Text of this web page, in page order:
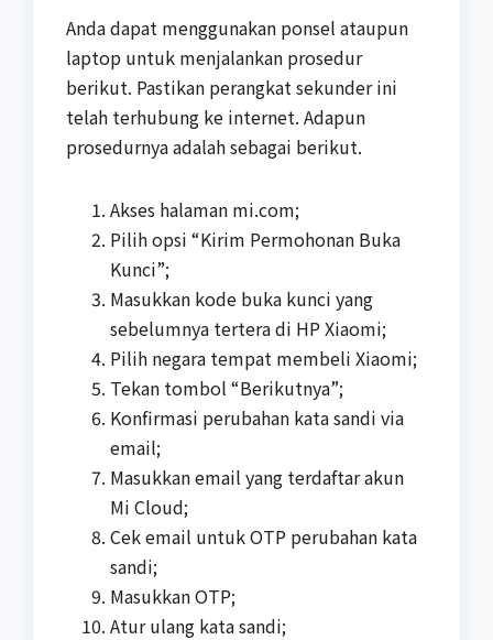
Anda dapat menggunakan ponsel ataupun
laptop untuk menjalankan prosedur
berikut. Pastikan perangkat sekunder ini
telah terhubung ke internet. Adapun
prosedurnya adalah sebagai berikut.
Akses halaman mi.com;
Pilih opsi “Kirim Permohonan Buka
Kunci”;
Masukkan kode buka kunci yang
sebelumnya tertera di HP Xiaomi;
Pilih negara tempat membeli Xiaomi;
Tekan tombol “Berikutnya”;
Konfirmasi perubahan kata sandi via
email;
Masukkan email yang terdaftar akun
Mi Cloud;
Cek email untuk OTP perubahan kata
sandi;
Masukkan OTP;
Atur ulang kata sandi;